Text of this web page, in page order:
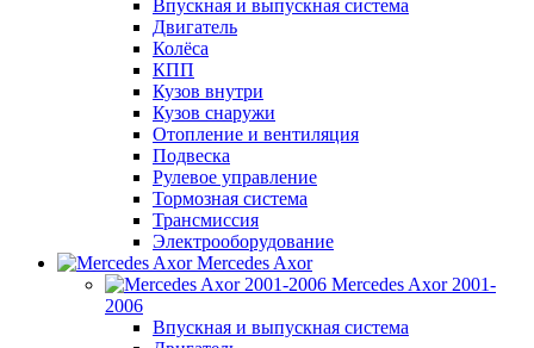
Впускная и выпускная система
Двигатель
Колёса
КПП
Кузов внутри
Кузов снаружи
Отопление и вентиляция
Подвеска
Рулевое управление
Тормозная система
Трансмиссия
Электрооборудование
Mercedes Axor
Mercedes Axor 2001-
2006
Впускная и выпускная система